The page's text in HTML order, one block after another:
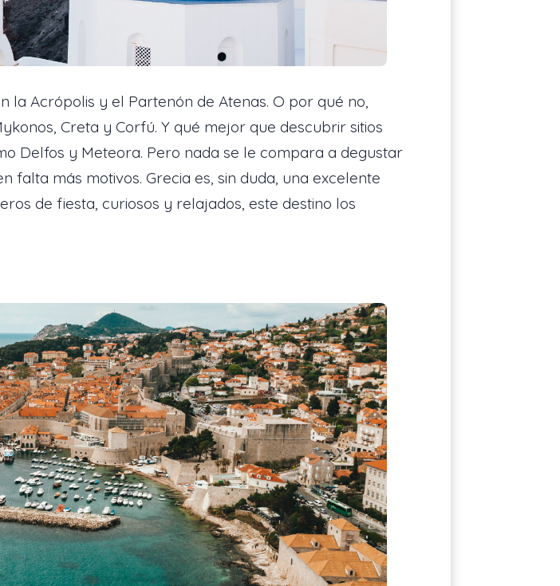
Acrópolis y el Partenón de Atenas. O por qué no,
Creta y Corfú. Y qué mejor que descubrir sitios
Delfos y Meteora. Pero nada se le compara a degustar
falta más motivos. Grecia es, sin duda, una excelente
de fiesta, curiosos y relajados, este destino los